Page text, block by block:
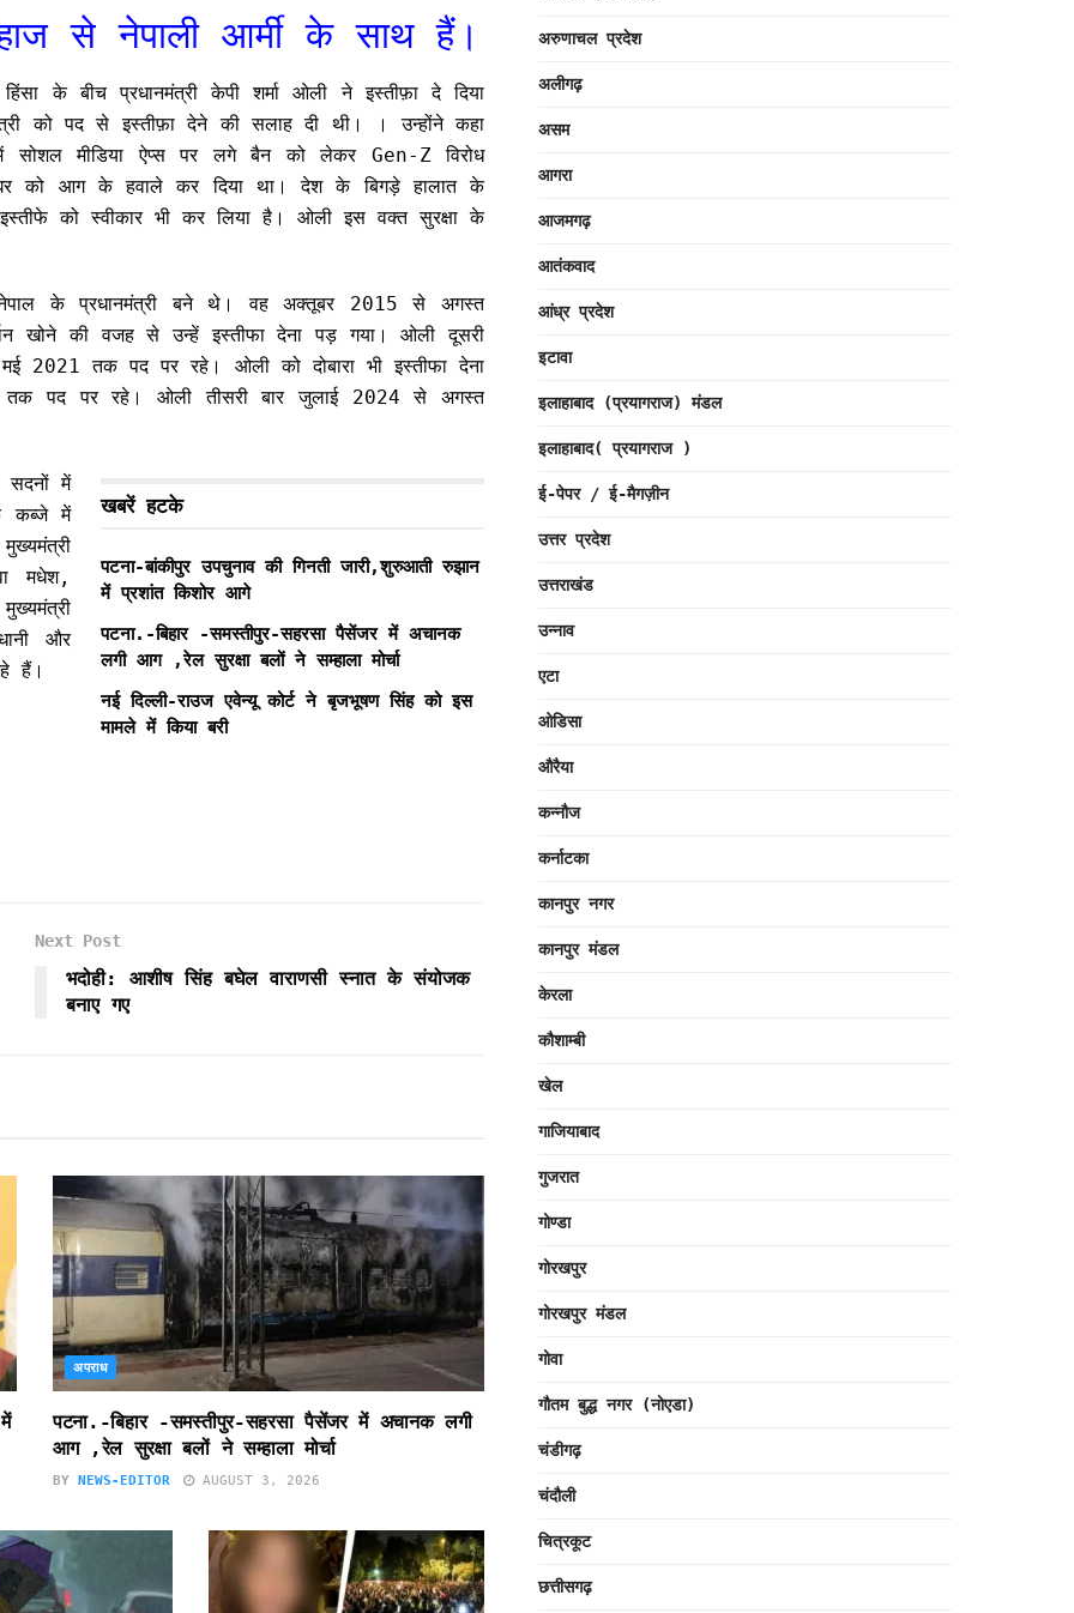
से नेपाली आर्मी के साथ हैं।
के बीच प्रधानमंत्री केपी शर्मा ओली ने इस्तीफ़ा दे दिया
को पद से इस्तीफ़ा देने की सलाह दी थी। । उन्होंने कहा
मीडिया ऐप्स पर लगे बैन को लेकर Gen-Z विरोध
घर को आग के हवाले कर दिया था। देश के बिगड़े हालात के
इस्तीफे को स्वीकार भी कर लिया है। ओली इस वक्त सुरक्षा के
के प्रधानमंत्री बने थे। वह अक्तूबर 2015 से अगस्त
खोने की वजह से उन्हें इस्तीफा देना पड़ गया। ओली दूसरी
2021 तक पद पर रहे। ओली को दोबारा भी इस्तीफा देना
पद पर रहे। ओली तीसरी बार जुलाई 2024 से अगस्त
खबरें हटके
पटना-बांकीपुर उपचुनाव की गिनती जारी,शुरुआती रुझान
में प्रशांत किशोर आगे
पटना.-बिहार -समस्तीपुर-सहरसा पैसेंजर में अचानक
लगी आग ,रेल सुरक्षा बलों ने सम्हाला मोर्चा
नई दिल्ली-राउज एवेन्यू कोर्ट ने बृजभूषण सिंह को इस
मामले में किया बरी
सदनों में
कब्जे में
मधेश,
और
हैं।
Next Post
भदोही: आशीष सिंह बघेल वाराणसी स्नात के संयोजक
बनाए गए
अपराध
पटना.-बिहार -समस्तीपुर-सहरसा पैसेंजर में अचानक लगी
आग ,रेल सुरक्षा बलों ने सम्हाला मोर्चा
BY NEWS-EDITOR AUGUST 3, 2026
अरुणाचल प्रदेश
अलीगढ़
असम
आगरा
आजमगढ़
आतंकवाद
आंध्र प्रदेश
इटावा
इलाहाबाद (प्रयागराज) मंडल
इलाहाबाद( प्रयागराज )
ई-पेपर / ई-मैगज़ीन
उत्तर प्रदेश
उत्तराखंड
उन्नाव
एटा
ओडिसा
औरैया
कन्नौज
कर्नाटका
कानपुर नगर
कानपुर मंडल
केरला
कौशाम्बी
खेल
गाजियाबाद
गुजरात
गोण्डा
गोरखपुर
गोरखपुर मंडल
गोवा
गौतम बुद्ध नगर (नोएडा)
चंडीगढ़
चंदौली
चित्रकूट
छत्तीसगढ़